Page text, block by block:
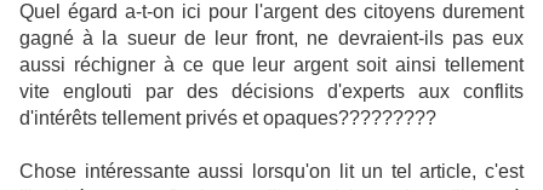
Quel égard a-t-on ici pour l'argent des citoyens durement
gagné à la sueur de leur front, ne devraient-ils pas eux
aussi réchigner à ce que leur argent soit ainsi tellement
vite englouti par des décisions d'experts aux conflits
d'intérêts tellement privés et opaques?????????
Chose intéressante aussi lorsqu'on lit un tel article, c'est